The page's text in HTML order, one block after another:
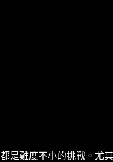
是難度不小的挑戰。尤